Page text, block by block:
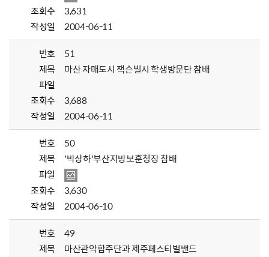
조회수
3,631
작성일
2004-06-11
번호
51
제목
마산 자매도시 잭슨빌시 학생방문단 참배
파일
조회수
3,688
작성일
2004-06-11
번호
50
제목
'박상하'부산지방보훈청장 참배
파일
조회수
3,630
작성일
2004-06-10
번호
49
제목
마산관악합주단과 제주페스티벌밴드